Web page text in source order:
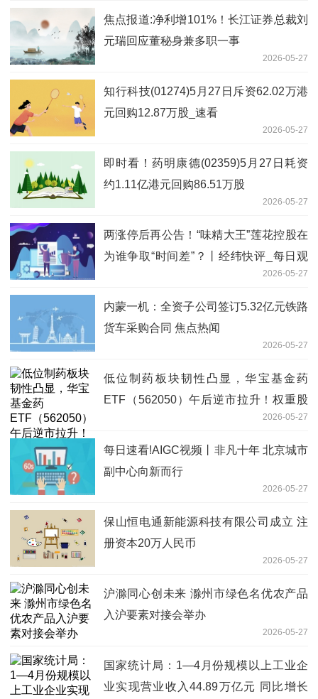
焦点报道:净利增101%！长江证券总裁刘
元瑞回应董秘身兼多职一事
2026-05-27
知行科技(01274)5月27日斥资62.02万港
元回购12.87万股_速看
2026-05-27
即时看！药明康德(02359)5月27日耗资
约1.11亿港元回购86.51万股
2026-05-27
两涨停后再公告！“味精大王”莲花控股在
为谁争取“时间差”？丨经纬快评_每日观
2026-05-27
内蒙一机：全资子公司签订5.32亿元铁路
货车采购合同 焦点热闻
2026-05-27
低位制药板块韧性凸显，华宝基金药
ETF（562050）午后逆市拉升！权重股
恒瑞医药冲高4%，中药龙头集体飘红
2026-05-27
每日速看!AIGC视频丨非凡十年 北京城市
副中心向新而行
2026-05-27
保山恒电通新能源科技有限公司成立 注
册资本20万人民币
2026-05-27
沪滁同心创未来 滁州市绿色名优农产品
入沪要素对接会举办
2026-05-27
国家统计局：1—4月份规模以上工业企
业实现营业收入44.89万亿元 同比增长